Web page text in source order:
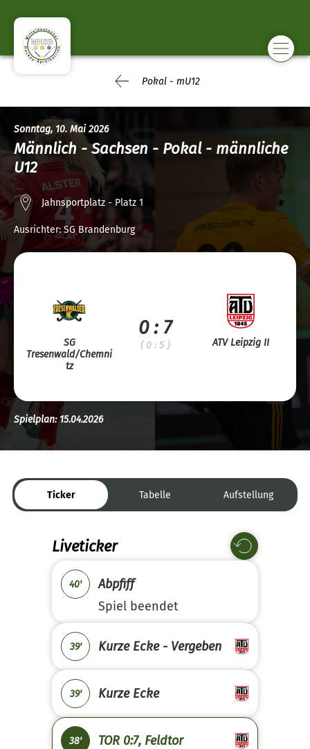
Pokal - mU12
Sonntag, 10. Mai 2026
Männlich - Sachsen - Pokal - männliche
U12
Jahnsportplatz - Platz 1
Ausrichter:SG Brandenburg
SG
Tresenwald/Chemni
tz
0 : 7
( 0 : 5 ) ATV Leipzig II
Spielplan: 15.04.2026
Ticker Tabelle Aufstellung
Liveticker
40'
Abpfiff
Spiel beendet
39' Kurze Ecke - Vergeben
39' Kurze Ecke
38' TOR 0:7, Feldtor